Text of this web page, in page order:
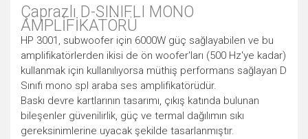
Çaprazlı D-SINIFLI MONO
AMPLİFİKATÖRÜ
HP 3001, subwoofer için 6000W güç sağlayabilen ve bu
amplifikatörlerden ikisi de ön woofer'ları (500 Hz'ye kadar)
kullanmak için kullanılıyorsa müthiş performans sağlayan D
Sınıfı mono spl araba ses amplifikatörüdür.
Baskı devre kartlarının tasarımı, çıkış katında bulunan
bileşenler güvenilirlik, güç ve termal dağılımın sıkı
gereksinimlerine uyacak şekilde tasarlanmıştır.